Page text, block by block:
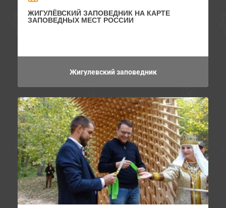
ЖИГУЛЁВСКИЙ ЗАПОВЕДНИК НА КАРТЕ
ЗАПОВЕДНЫХ МЕСТ РОССИИ
Жигулевский заповедник